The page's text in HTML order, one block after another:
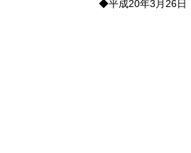
◆平成20年3月26日